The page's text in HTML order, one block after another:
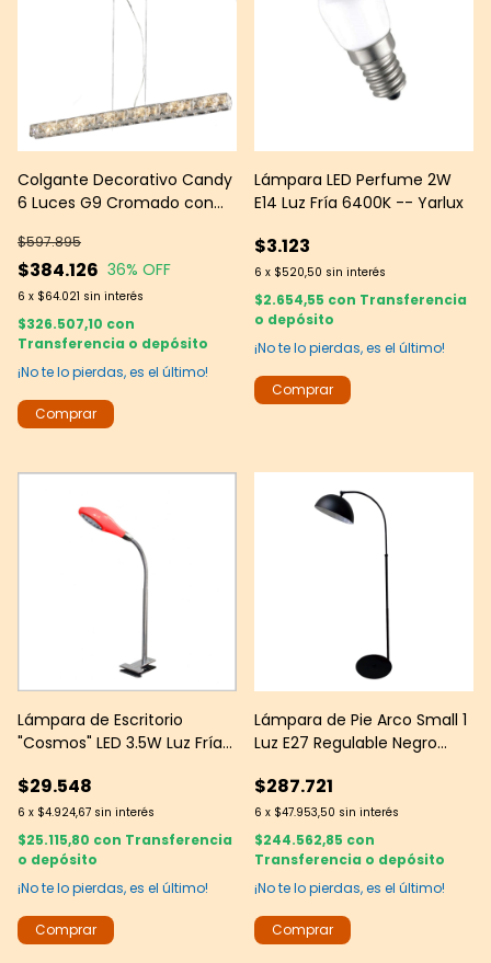
Colgante Decorativo Candy
6 Luces G9 Cromado con
$384.126
$597.895
36% OFF
6 x $64.021 sin interés
$326.507,10 con
Transferencia o depósito
¡No te lo pierdas, es el último!
Lámpara LED Perfume 2W
E14 Luz Fría 6400K -- Yarlux
$3.123
6 x $520,50 sin interés
$2.654,55 con Transferencia
o depósito
¡No te lo pierdas, es el último!
Lámpara de Escritorio
"Cosmos" LED 3.5W Luz Fría
$29.548
6 x $4.924,67 sin interés
$25.115,80 con Transferencia
o depósito
¡No te lo pierdas, es el último!
Lámpara de Pie Arco Small 1
Luz E27 Regulable Negro
$287.721
6 x $47.953,50 sin interés
$244.562,85 con
Transferencia o depósito
¡No te lo pierdas, es el último!